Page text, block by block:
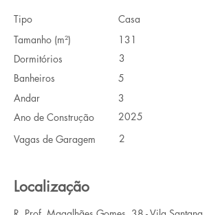
Tipo
Casa
Tamanho (m²)
131
Dormitórios
3
Banheiros
5
Andar
3
Ano de Construção
2025
Vagas de Garagem
2
Localização